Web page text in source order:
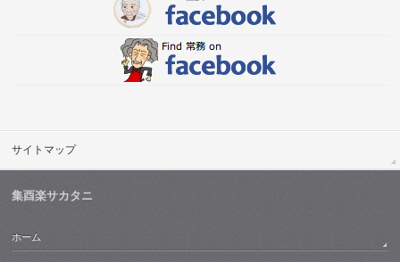
サイトマップ
集酉楽サカタニ
ホーム